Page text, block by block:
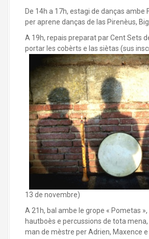
De 14h a 17h, estagi de danças ambe
per aprene danças de las Pirenèus,
A 19h, repais preparat par Cent Sets
portar les cobèrts e las siètas (sus
13 de novembre)
A 21h, bal ambe le grope « Pometas
hautboès e percussions de tota
man de mèstre per Adrien, Maxence e